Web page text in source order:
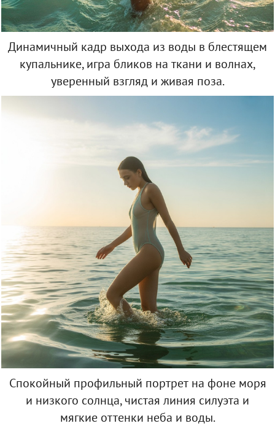
Динамичный кадр выхода из воды в блестящем
купальнике, игра бликов на ткани и волнах,
уверенный взгляд и живая поза.
Спокойный профильный портрет на фоне моря
и низкого солнца, чистая линия силуэта и
мягкие оттенки неба и воды.